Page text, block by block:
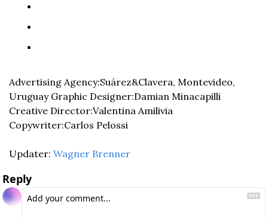
Advertising Agency:Suárez&Clavera, Montevideo,
Uruguay Graphic Designer:Damian Minacapilli
Creative Director:Valentina Amilivia
Copywriter:Carlos Pelossi
Updater: Wagner Brenner
Reply